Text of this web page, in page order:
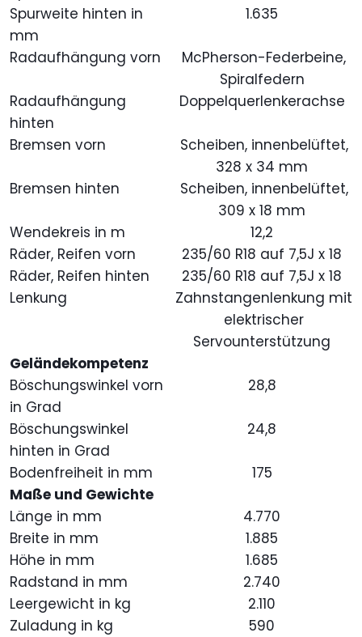
Spurweite hinten in
mm
1.635
Radaufhängung vorn
McPherson-Federbeine,
Spiralfedern
Radaufhängung
hinten
Doppelquerlenkerachse
Bremsen vorn
Scheiben, innenbelüftet,
328 x 34 mm
Bremsen hinten
Scheiben, innenbelüftet,
309 x 18 mm
Wendekreis in m
12,2
Räder, Reifen vorn
235/60 R18 auf 7,5J x 18
Räder, Reifen hinten
235/60 R18 auf 7,5J x 18
Lenkung
Zahnstangenlenkung mit
elektrischer
Servounterstützung
Geländekompetenz
Böschungswinkel vorn
in Grad
28,8
Böschungswinkel
hinten in Grad
24,8
Bodenfreiheit in mm
175
Maße und Gewichte
Länge in mm
4.770
Breite in mm
1.885
Höhe in mm
1.685
Radstand in mm
2.740
Leergewicht in kg
2.110
Zuladung in kg
590